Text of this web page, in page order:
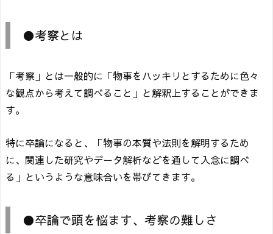
●考察とは
「考察」とは一般的に「物事をハッキリとするために色々
な観点から考えて調べること」と解釈上することができま
す。
特に卒論になると、「物事の本質や法則を解明するため
に、関連した研究やデータ解析などを通して入念に調べ
る」というような意味合いを帯びてきます。
●卒論で頭を悩ます、考察の難しさ